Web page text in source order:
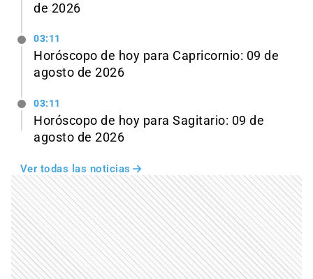
de 2026
03:11
Horóscopo de hoy para Capricornio: 09 de
agosto de 2026
03:11
Horóscopo de hoy para Sagitario: 09 de
agosto de 2026
Ver todas las noticias